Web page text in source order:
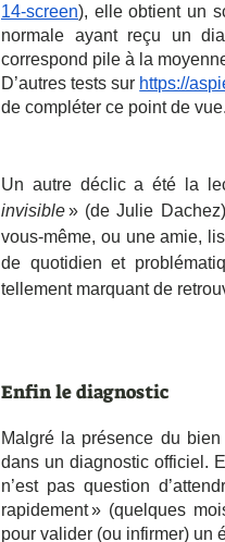
14-screen), elle obtient un
normale ayant reçu un
correspond pile à la
D’autres tests sur https://
de compléter ce point de vue.
Un autre déclic a été la
invisible » (de Julie
vous-même, ou une amie,
de quotidien et
tellement marquant de
Enfin le diagnostic
Malgré la présence du bien
dans un diagnostic officiel.
n’est pas question
rapidement » (quelques
pour valider (ou infirmer) un